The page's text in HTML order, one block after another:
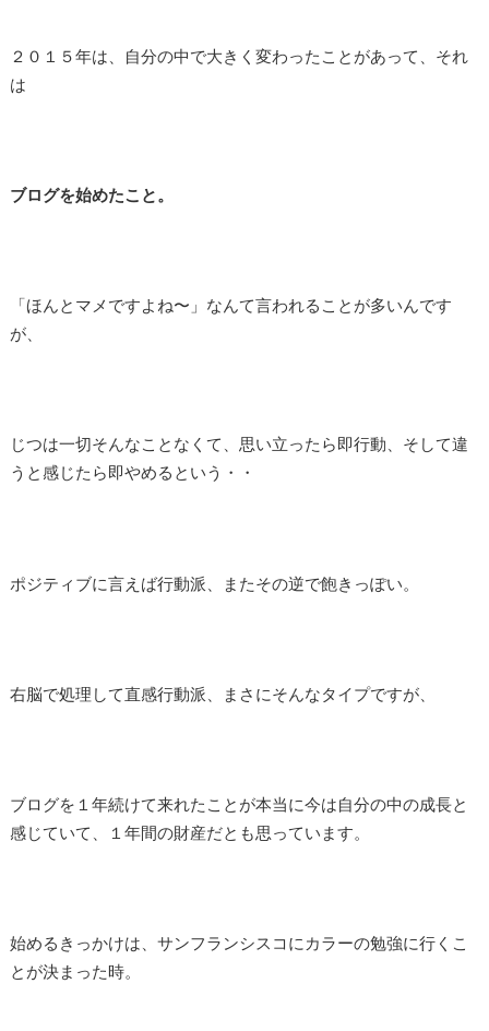
２０１５年は、自分の中で大きく変わったことがあって、それ
は
ブログを始めたこと。
「ほんとマメですよね〜」なんて言われることが多いんです
が、
じつは一切そんなことなくて、思い立ったら即行動、そして違
うと感じたら即やめるという・・
ポジティブに言えば行動派、またその逆で飽きっぽい。
右脳で処理して直感行動派、まさにそんなタイプですが、
ブログを１年続けて来れたことが本当に今は自分の中の成長と
感じていて、１年間の財産だとも思っています。
始めるきっかけは、サンフランシスコにカラーの勉強に行くこ
とが決まった時。